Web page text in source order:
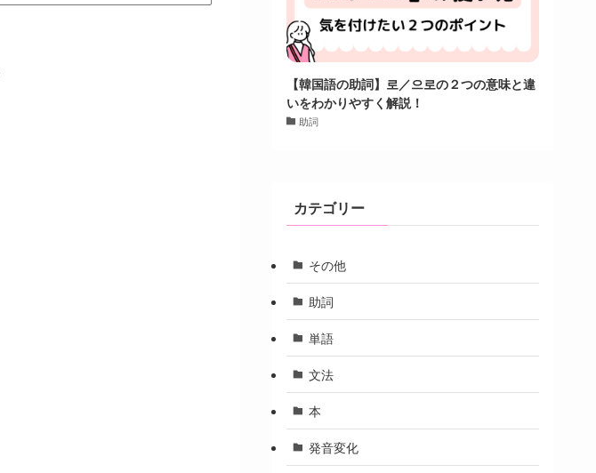
【韓国語の助詞】로／으로の２つの意味と違
いをわかりやすく解説！
助詞
カテゴリー
その他
助詞
単語
文法
本
発音変化